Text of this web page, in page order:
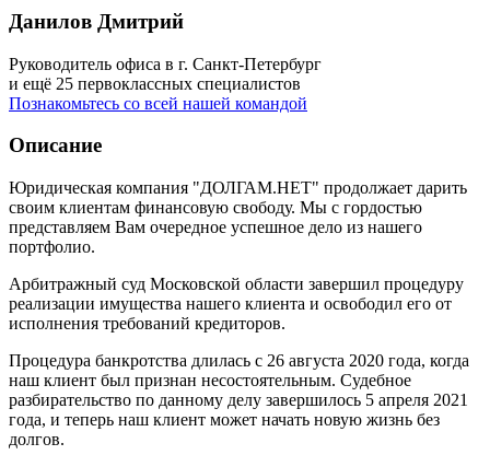
Данилов Дмитрий
Руководитель офиса в г. Санкт-Петербург
и ещё 25 первоклассных специалистов
Познакомьтесь со всей нашей командой
Описание
Юридическая компания "ДОЛГАМ.НЕТ" продолжает дарить
своим клиентам финансовую свободу. Мы с гордостью
представляем Вам очередное успешное дело из нашего
портфолио.
Арбитражный суд Московской области завершил процедуру
реализации имущества нашего клиента и освободил его от
исполнения требований кредиторов.
Процедура банкротства длилась с 26 августа 2020 года, когда
наш клиент был признан несостоятельным. Судебное
разбирательство по данному делу завершилось 5 апреля 2021
года, и теперь наш клиент может начать новую жизнь без
долгов.